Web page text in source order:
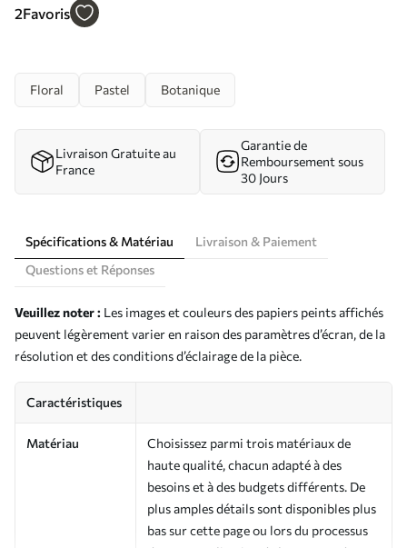
style minimaliste pastel Nr. a00396
2Favoris
Floral Pastel Botanique
Livraison Gratuite au
France
Garantie de
Remboursement sous
30 Jours
Spécifications & Matériau
Livraison & Paiement
Questions et Réponses
Veuillez noter : Les images et couleurs des papiers peints affichés
peuvent légèrement varier en raison des paramètres d’écran, de la
résolution et des conditions d’éclairage de la pièce.
Caractéristiques
Matériau
Choisissez parmi trois matériaux de
haute qualité, chacun adapté à des
besoins et à des budgets différents. De
plus amples détails sont disponibles plus
bas sur cette page ou lors du processus